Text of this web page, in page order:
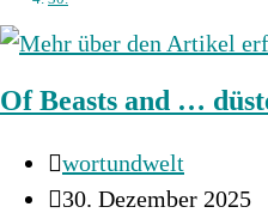
Of Beasts and …
Beitrags-
Autor:
wortundwelt
Beitrag
30. Dezember 2025